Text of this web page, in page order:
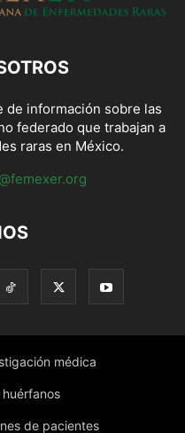
de información sobre las
federado que trabajan a
raras en México.
médica
de pacientes